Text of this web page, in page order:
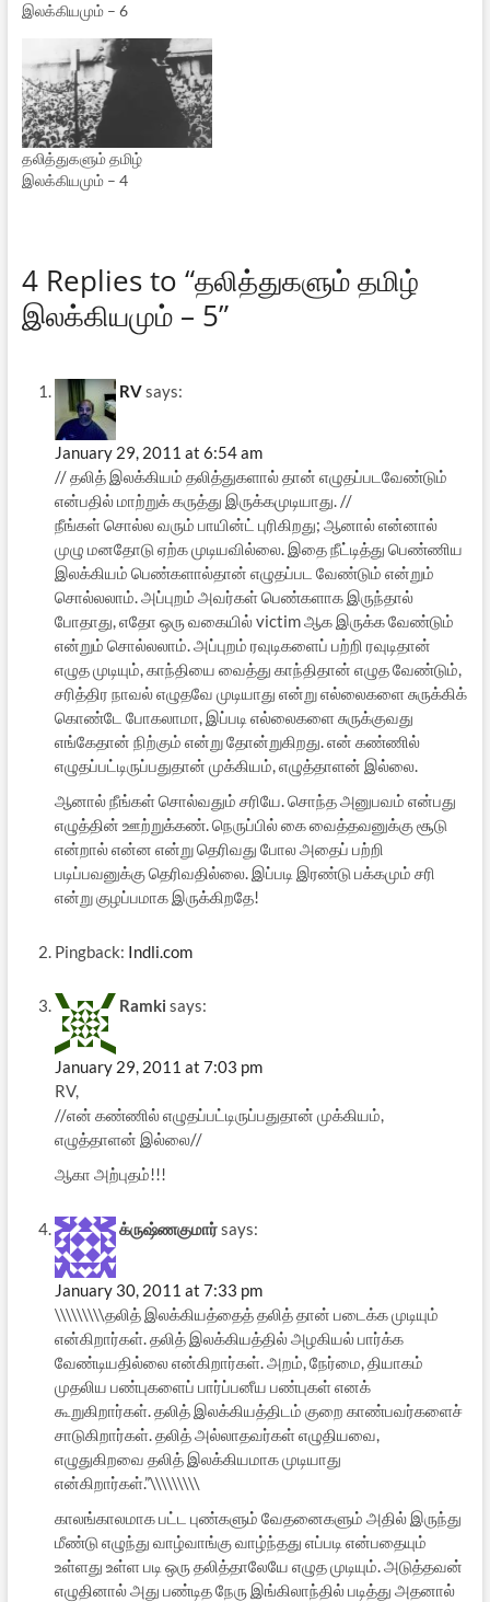
இலக்கியமும் – 6
தலித்துகளும் தமிழ்
இலக்கியமும் – 4
4 Replies to “தலித்துகளும் தமிழ்
இலக்கியமும் – 5”
RVsays:
January 29, 2011 at 6:54 am
// தலித் இலக்கியம் தலித்துகளால் தான் எழுதப்படவேண்டும்
என்பதில் மாற்றுக் கருத்து இருக்கமுடியாது. //
நீங்கள் சொல்ல வரும் பாயின்ட் புரிகிறது; ஆனால் என்னால்
முழு மனதோடு ஏற்க முடியவில்லை. இதை நீட்டித்து பெண்ணிய
இலக்கியம் பெண்களால்தான் எழுதப்பட வேண்டும் என்றும்
சொல்லலாம். அப்புறம் அவர்கள் பெண்களாக இருந்தால்
போதாது, எதோ ஒரு வகையில் victim ஆக இருக்க வேண்டும்
என்றும் சொல்லலாம். அப்புறம் ரவுடிகளைப் பற்றி ரவுடிதான்
எழுத முடியும், காந்தியை வைத்து காந்திதான் எழுத வேண்டும்,
சரித்திர நாவல் எழுதவே முடியாது என்று எல்லைகளை சுருக்கிக்
கொண்டே போகலாமா, இப்படி எல்லைகளை சுருக்குவது
எங்கேதான் நிற்கும் என்று தோன்றுகிறது. என் கண்ணில்
எழுதப்பட்டிருப்பதுதான் முக்கியம், எழுத்தாளன் இல்லை.
ஆனால் நீங்கள் சொல்வதும் சரியே. சொந்த அனுபவம் என்பது
எழுத்தின் ஊற்றுக்கண். நெருப்பில் கை வைத்தவனுக்கு சூடு
என்றால் என்ன என்று தெரிவது போல அதைப் பற்றி
படிப்பவனுக்கு தெரிவதில்லை. இப்படி இரண்டு பக்கமும் சரி
என்று குழப்பமாக இருக்கிறதே!
Pingback: Indli.com
Ramki says:
January 29, 2011 at 7:03 pm
RV,
//என் கண்ணில் எழுதப்பட்டிருப்பதுதான் முக்கியம்,
எழுத்தாளன் இல்லை//
ஆகா அற்புதம்!!!
க்ருஷ்ணகுமார்says:
January 30, 2011 at 7:33 pm
\\\\\\\\\தலித் இலக்கியத்தைத் தலித் தான் படைக்க முடியும்
என்கிறார்கள். தலித் இலக்கியத்தில் அழகியல் பார்க்க
வேண்டியதில்லை என்கிறார்கள். அறம், நேர்மை, தியாகம்
முதலிய பண்புகளைப் பார்ப்பனீய பண்புகள் எனக்
கூறுகிறார்கள். தலித் இலக்கியத்திடம் குறை காண்பவர்களைச்
சாடுகிறார்கள். தலித் அல்லாதவர்கள் எழுதியவை,
எழுதுகிறவை தலித் இலக்கியமாக முடியாது
என்கிறார்கள்.”\\\\\\\\\
காலங்காலமாக பட்ட புண்களும் வேதனைகளும் அதில் இருந்து
மீண்டு எழுந்து வாழ்வாங்கு வாழ்ந்தது எப்படி என்பதையும்
உள்ளது உள்ள படி ஒரு தலித்தாலேயே எழுத முடியும். அடுத்தவன்
எழுதினால் அது பண்டித நேரு இங்கிலாந்தில் படித்து அதனால்